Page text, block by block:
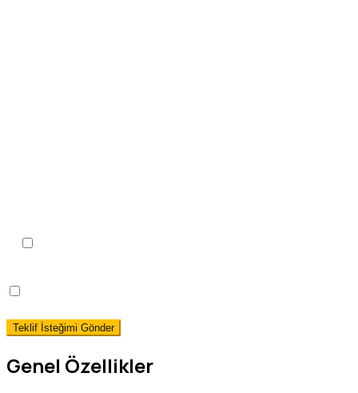
Genel Özellikler